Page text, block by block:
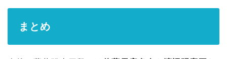
まとめ